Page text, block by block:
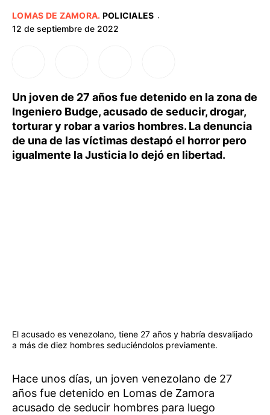
ELECCIONES 2023
LOMAS DE ZAMORA. POLICIALES ·
12 de septiembre de 2022
Un joven de 27 años fue detenido en la zona de
Ingeniero Budge, acusado de seducir, drogar,
torturar y robar a varios hombres. La denuncia
de una de las víctimas destapó el horror pero
igualmente la Justicia lo dejó en libertad.
El acusado es venezolano, tiene 27 años y habría desvalijado
a más de diez hombres seduciéndolos previamente.
Hace unos días, un joven venezolano de 27
años fue detenido en Lomas de Zamora
acusado de seducir hombres para luego